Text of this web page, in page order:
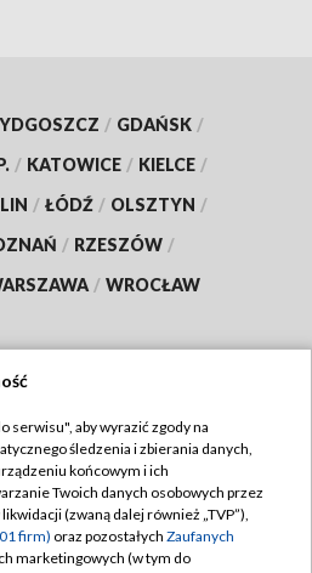
/ GDAŃSK /
/ KATOWICE / KIELCE /
/ ŁÓDŹ / OLSZTYN /
/ RZESZÓW /
/ WROCŁAW
TVP
TVP
prywatności
serwisu", aby wyrazić zgody na
śledzenia i zbierania danych,
końcowym i ich
Twoich danych osobowych przez
(zwaną dalej również „TVP”),
firm) oraz pozostałych Zaufanych
marketingowych (w tym do